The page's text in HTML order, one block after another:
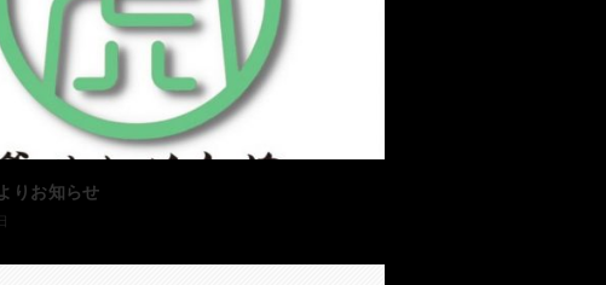
りお知らせ